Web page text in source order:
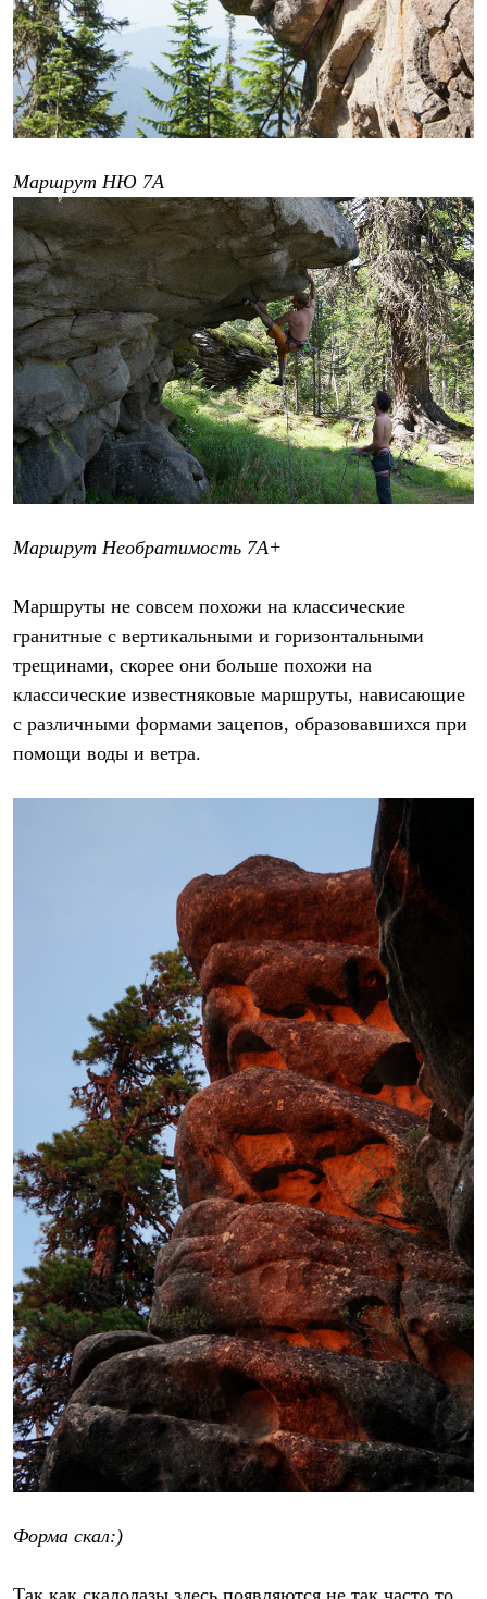
Маршрут НЮ 7А
Маршрут Необратимость 7А+
Маршруты не совсем похожи на классические
гранитные с вертикальными и горизонтальными
трещинами, скорее они больше похожи на
классические известняковые маршруты, нависающие
с различными формами зацепов, образовавшихся при
помощи воды и ветра.
Форма скал:)
Так как скалолазы здесь появляются не так часто то